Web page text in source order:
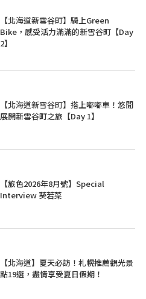
【北海道新雪谷町】騎上Green
Bike，感受活力滿滿的新雪谷町【Day
2】
【北海道新雪谷町】搭上嘟嘟車！悠閒
展開新雪谷町之旅【Day 1】
【旅色2026年8月號】Special
Interview 葵若菜
【北海道】夏天必訪！札幌推薦觀光景
點19選，盡情享受夏日假期！